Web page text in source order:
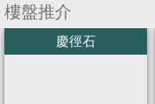
產
博
客
樓盤推介
慶徑石